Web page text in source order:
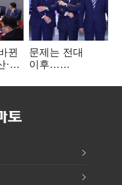
뀐
·
문제는 전대
이후…
뒤집힐 땐